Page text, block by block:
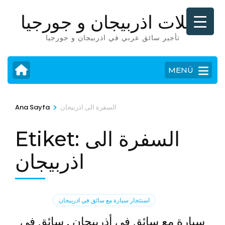
basın)
رحلات اذربيجان و جورجيا
تأجير سائق عربي في اذربيجان و جورجيا
MENÜ
Ana Sayfa > السفرة الى اذربيجان
Etiket: السفرة الى
اذربيجان
استئجار سيارة مع سائق في اذربيجان
سيارة مع سائق في أذربيجان . سائق في